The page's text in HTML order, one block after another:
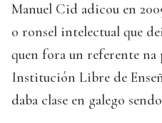
Manuel Cid adicou en
o ronsel intelectual que
quen fora un referente
Institución Libre de
daba clase en galego